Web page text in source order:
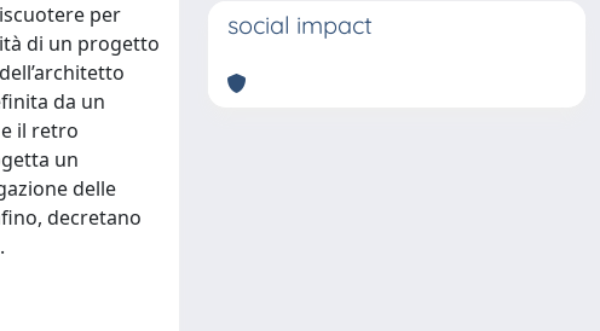
per
di un progetto
da un
il retro
un
delle
decretano
social impact